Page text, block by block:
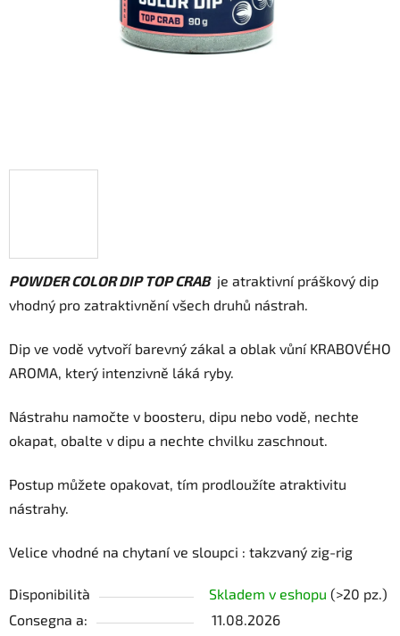
POWDER COLOR DIP TOP CRABje atraktivní práškový dip
vhodný pro zatraktivnění všech druhů nástrah.
Dip ve vodě vytvoří barevný zákal a oblak vůní KRABOVÉHO
AROMA, který intenzivně láká ryby.
Nástrahu namočte v boosteru, dipu nebo vodě, nechte
okapat, obalte v dipu a nechte chvilku zaschnout.
Postup můžete opakovat, tím prodloužíte atraktivitu
nástrahy.
Velice vhodné na chytaní ve sloupci : takzvaný zig-rig
Disponibilità Skladem v eshopu (>20 pz.)
Consegna a:
11.08.2026